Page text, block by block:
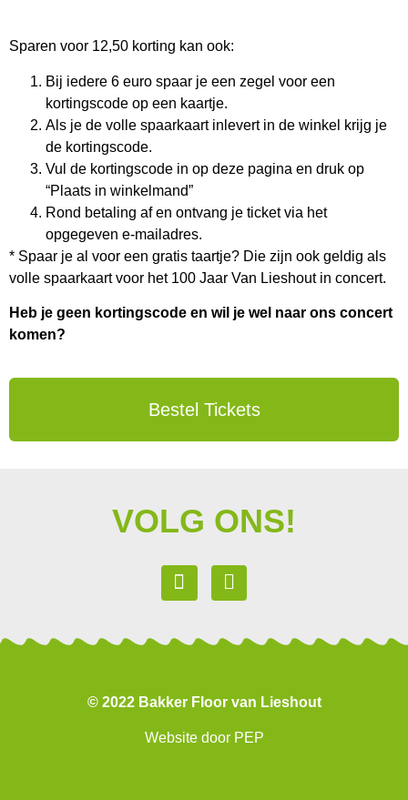
Sparen voor 12,50 korting kan ook:
Bij iedere 6 euro spaar je een zegel voor een
kortingscode op een kaartje.
Als je de volle spaarkaart inlevert in de winkel krijg je
de kortingscode.
Vul de kortingscode in op deze pagina en druk op
“Plaats in winkelmand”
Rond betaling af en ontvang je ticket via het
opgegeven e-mailadres.
* Spaar je al voor een gratis taartje? Die zijn ook geldig als
volle spaarkaart voor het 100 Jaar Van Lieshout in concert.
Heb je geen kortingscode en wil je wel naar ons concert
komen?
Bestel Tickets
VOLG ONS!
© 2022 Bakker Floor van Lieshout
Website door PEP